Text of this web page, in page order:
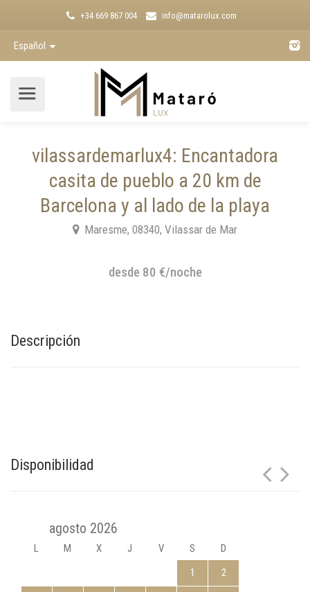
+34 669 867 004 info@matarolux.com
Español
vilassardemarlux4: Encantadora
casita de pueblo a 20 km de
Barcelona y al lado de la playa
Maresme, 08340, Vilassar de Mar
desde 80 €/noche
Descripción
Disponibilidad
agosto 2026
L M X J V S
D
1
2